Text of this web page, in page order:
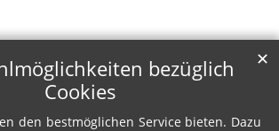
bezüglich
Cookies
den bestmöglichen Service bieten. Dazu
✕